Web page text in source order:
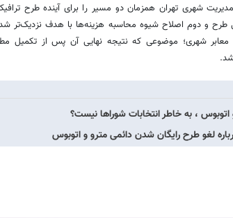
شهری تهران همزمان دو مسیر را برای آینده طرح
و دوم اصلاح شیوه محاسبه هزینه‌ها با هدف نزدیک‌تر
معابر شهری؛ موضوعی که نتیجه نهایی آن پس از تکمیل
اتوبوس ، به خاطر انتخابات شوراها نیست؟
لغو طرح رایگان شدن دائمی مترو و اتوبوس